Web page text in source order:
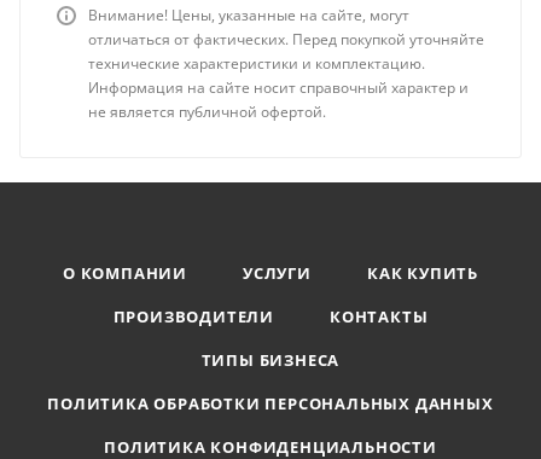
Внимание! Цены, указанные на сайте, могут
отличаться от фактических. Перед покупкой уточняйте
технические характеристики и комплектацию.
Информация на сайте носит справочный характер и
не является публичной офертой.
О КОМПАНИИ УСЛУГИ
КАК КУПИТЬ
ПРОИЗВОДИТЕЛИ
КОНТАКТЫ
ТИПЫ БИЗНЕСА
ПОЛИТИКА ОБРАБОТКИ ПЕРСОНАЛЬНЫХ ДАННЫХ
ПОЛИТИКА КОНФИДЕНЦИАЛЬНОСТИ